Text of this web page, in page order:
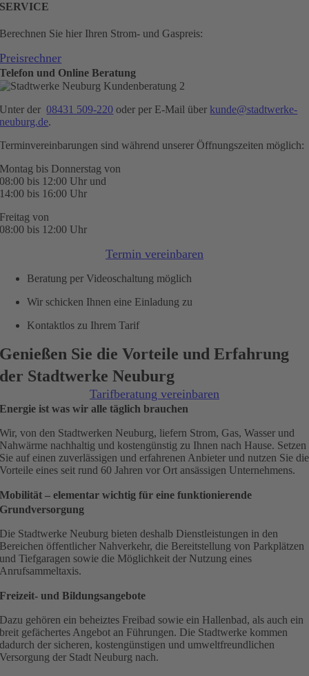
SERVICE
Berechnen Sie hier Ihren Strom- und Gaspreis:
Preisrechner
Telefon und Online Beratung
Unter der08431 509-220 oder per E-Mail über kunde@stadtwerke-
neuburg.de.
Terminvereinbarungen sind während unserer Öffnungszeiten möglich:
Montag bis Donnerstag von
08:00 bis 12:00 Uhr und
14:00 bis 16:00 Uhr
Freitag von
08:00 bis 12:00 Uhr
Termin vereinbaren
Beratung per Videoschaltung möglich
Wir schicken Ihnen eine Einladung zu
Kontaktlos zu Ihrem Tarif
Genießen Sie die Vorteile und Erfahrung
der Stadtwerke Neuburg
Tarifberatung vereinbaren
Energie ist was wir alle täglich brauchen
Wir, von den Stadtwerken Neuburg, liefern Strom, Gas, Wasser und
Nahwärme nachhaltig und kostengünstig zu Ihnen nach Hause. Setzen
Sie auf einen zuverlässigen und erfahrenen Anbieter und nutzen Sie die
Vorteile eines seit rund 60 Jahren vor Ort ansässigen Unternehmens.
Mobilität – elementar wichtig für eine funktionierende
Grundversorgung
Die Stadtwerke Neuburg bieten deshalb Dienstleistungen in den
Bereichen öffentlicher Nahverkehr, die Bereitstellung von Parkplätzen
und Tiefgaragen sowie die Möglichkeit der Nutzung eines
Anrufsammeltaxis.
Freizeit- und Bildungsangebote
Dazu gehören ein beheiztes Freibad sowie ein Hallenbad, als auch ein
breit gefächertes Angebot an Führungen. Die Stadtwerke kommen
dadurch der sicheren, kostengünstigen und umweltfreundlichen
Versorgung der Stadt Neuburg nach.